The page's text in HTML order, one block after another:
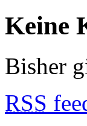
Keine
Bisher
RSS